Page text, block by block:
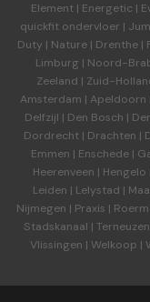
Element | Energetic |
quickfit ondervloer |
Duty | Nature| Drenthe|
Limburg | Noord-
Zeeland | Zuid-
Amsterdam | Apeldoorn
Delfzijl | Den Bosch |
Dordrecht| Drachten |
Emmen | Enschede |
Heerenveen | Hengelo
Leiden | Lelystad |
Nijmegen | Praxis |
Stadskanaal | Terneuzen
Vlissingen | Welkoop |